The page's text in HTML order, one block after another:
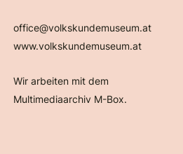
office@volkskundemuseum.at
www.volkskundemuseum.at
Wir arbeiten mit dem
Multimediaarchiv M-Box.